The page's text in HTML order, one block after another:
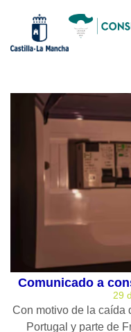
Comunicado a
29
Con motivo de la caída
Portugal y parte de